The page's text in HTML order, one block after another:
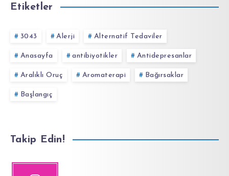
Etiketler
3043 Alerji Alternatif Tedaviler
Anasayfa antibiyotikler Antidepresanlar
Aralıklı Oruç Aromaterapi Bağırsaklar
Başlangıç
Takip Edin!